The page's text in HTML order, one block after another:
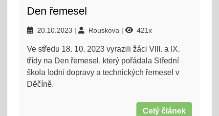
Den řemesel
20.10.2023 Rouskova 421x
Ve středu 18. 10. 2023 vyrazili žáci VIII. a IX.
třídy na Den řemesel, který pořádala Střední
škola lodní dopravy a technických řemesel v
Děčíně.
Celý článek